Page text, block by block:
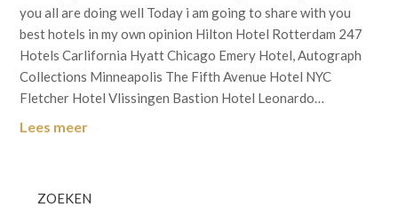
you all are doing well Today i am going to share with you
best hotels in my own opinion Hilton Hotel Rotterdam 247
Hotels Carlifornia Hyatt Chicago Emery Hotel, Autograph
Collections Minneapolis The Fifth Avenue Hotel NYC
Fletcher Hotel Vlissingen Bastion Hotel Leonardo…
Lees meer
ZOEKEN